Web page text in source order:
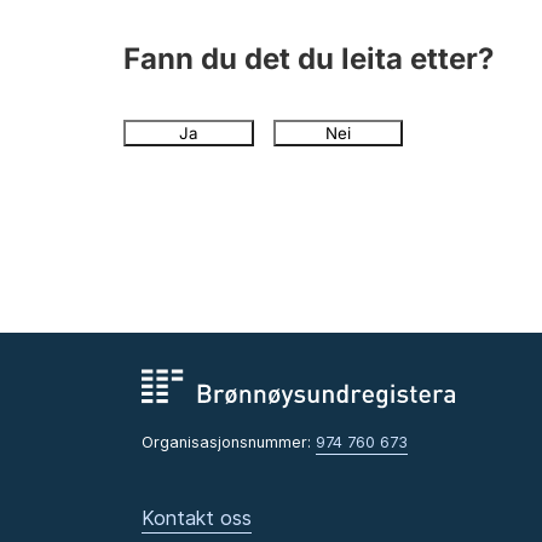
Fann du det du leita etter?
Ja Nei
Organisasjonsnummer: 974 760 673
Kontakt oss